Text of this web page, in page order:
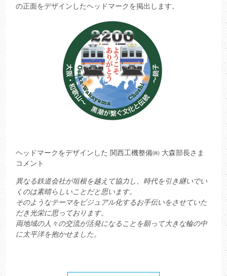
の正面をデザインしたヘッドマークを掲出します。
ヘッドマークをデザインした 関西工機整備㈱ 大森部長さま
コメント
異なる鉄道会社が垣根を越えて協力し、時代を引き継いでい
くのは素晴らしいことだと思います。
そのようなテーマをビジュアル化するお手伝いをさせていた
だき光栄に思っております。
両地域の人々の交流が活発になることを願って大きな輪の中
に太平洋を抱かせました。